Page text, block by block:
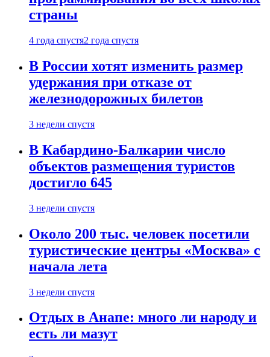
страны
4 года спустя2 года спустя
В России хотят изменить размер
удержания при отказе от
железнодорожных билетов
3 недели спустя
В Кабардино-Балкарии число
объектов размещения туристов
достигло 645
3 недели спустя
Около 200 тыс. человек посетили
туристические центры «Москва» с
начала лета
3 недели спустя
Отдых в Анапе: много ли народу и
есть ли мазут